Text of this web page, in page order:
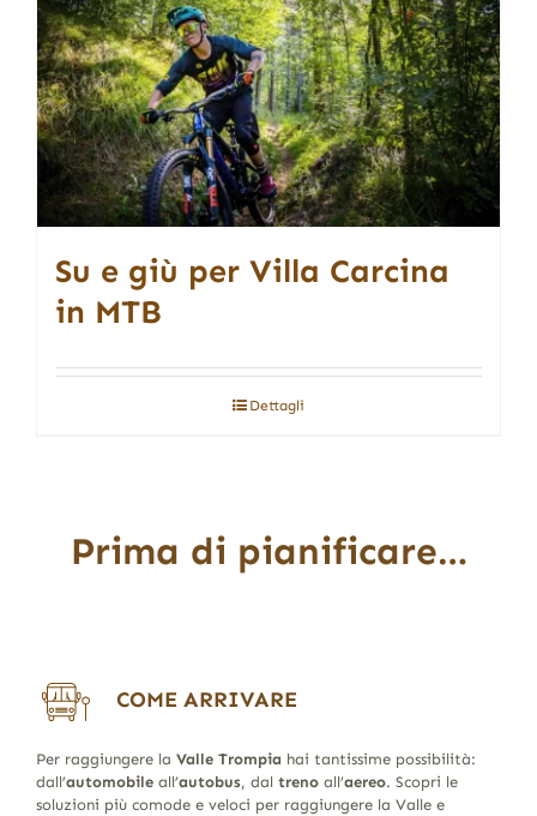
Su e giù per Villa Carcina
in MTB
Dettagli
Prima di pianificare…
COME ARRIVARE
Per raggiungere la Valle Trompia hai tantissime possibilità:
dall’automobileall’autobus, dal trenoall’aereo. Scopri le
soluzioni più comode e veloci per raggiungere la Valle e